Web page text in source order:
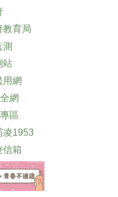
教育局
站
用網
網
區
凌1953
信箱